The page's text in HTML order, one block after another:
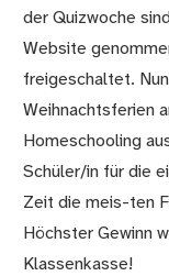
der Quizwoche
Website
freigeschaltet.
Weihnachtsferien
Homeschooling
Schüler/in für die
Zeit die meis-ten
Höchster Gewinn
Klassenkasse!